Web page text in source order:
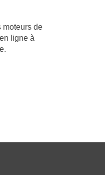
moteurs de
ligne à